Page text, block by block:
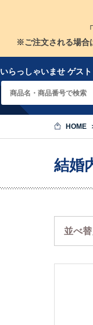
※ご注文される場合
いらっしゃいませ ゲス
HOME
結婚
並べ替